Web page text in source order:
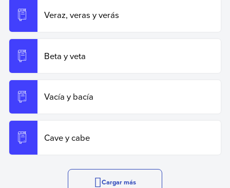
Veraz, veras y verás
Beta y veta
Vacía y bacía
Cave y cabe
Cargar más